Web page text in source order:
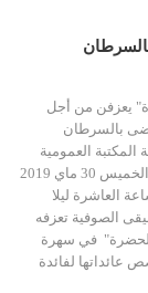
يعزفن من أجل
بالسرطان
العمومية
بخزندار يوم الخميس 30 ماي 2019
العاشرة ليلا
الصوفية تعزفه
الحضرة" في سهرة
عائداتها لفائدة